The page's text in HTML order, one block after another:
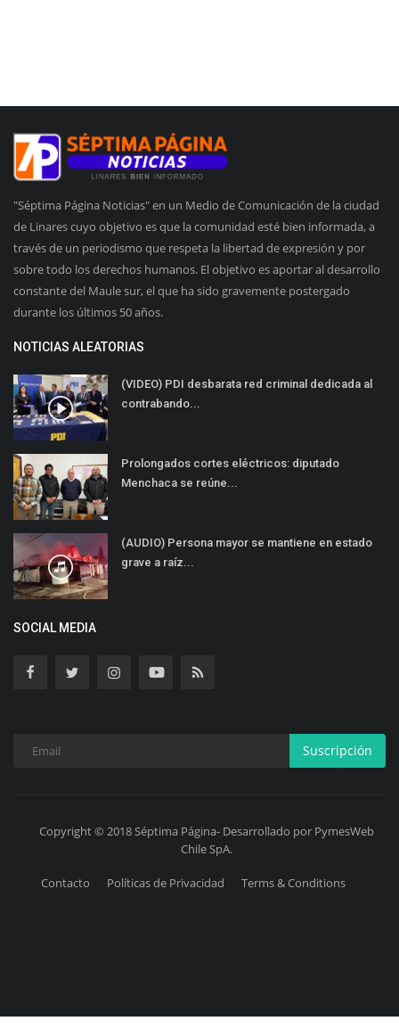
"Séptima Página Noticias" en un Medio de Comunicación de la ciudad
de Linares cuyo objetivo es que la comunidad esté bien informada, a
través de un periodismo que respeta la libertad de expresión y por
sobre todo los derechos humanos. El objetivo es aportar al desarrollo
constante del Maule sur, el que ha sido gravemente postergado
durante los últimos 50 años.
NOTICIAS ALEATORIAS
(VIDEO) PDI desbarata red criminal dedicada al
contrabando...
Prolongados cortes eléctricos: diputado
Menchaca se reúne...
(AUDIO) Persona mayor se mantiene en estado
grave a raíz...
SOCIAL MEDIA
Suscripción
Copyright © 2018 Séptima Página- Desarrollado por PymesWeb
Chile SpA.
Contacto Políticas de Privacidad Terms & Conditions